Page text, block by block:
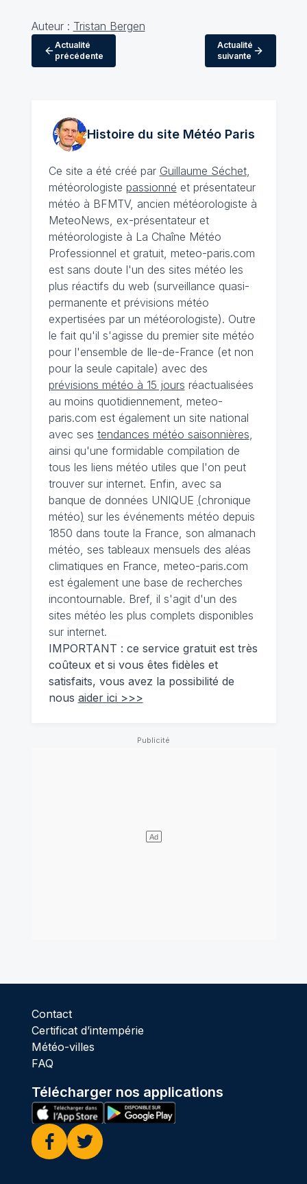
Auteur : Tristan Bergen
Actualité
précédente
Actualité
suivante
Histoire du site MétéoParis
Ce site a été créé par Guillaume Séchet,
météorologiste passionné et présentateur
météo à BFMTV, ancien météorologiste à
MeteoNews, ex-présentateur et
météorologiste à La Chaîne Météo
Professionnel et gratuit, meteo-paris.com
est sans doute l'un des sites météo les
plus réactifs du web (surveillance quasi-
permanente et prévisions météo
expertisées par un météorologiste). Outre
le fait qu'il s'agisse du premier site météo
pour l'ensemble de Ile-de-France (et non
pour la seule capitale) avec des
prévisions météo à 15 jours réactualisées
au moins quotidiennement, meteo-
paris.com est également un site national
avec ses tendances météo saisonnières
ainsi qu'une formidable compilation de
tous les liens météo utiles que l'on peut
trouver sur internet. Enfin, avec sa
banque de données UNIQUE (chronique
météo) sur les événements météo depuis
1850 dans toute la France, son almanach
météo, ses tableaux mensuels des aléas
climatiques en France, meteo-paris.com
est également une base de recherches
incontournable. Bref, il s'agit d'un des
sites météo les plus complets disponibles
sur internet.
IMPORTANT : ce service gratuit est très
coûteux et si vous êtes fidèles et
satisfaits, vous avez la possibilité de
nous aider ici >>>
Contact
Certificat d’intempérie
Météo-villes
FAQ
Télécharger nos applications
Facebook
Twitter